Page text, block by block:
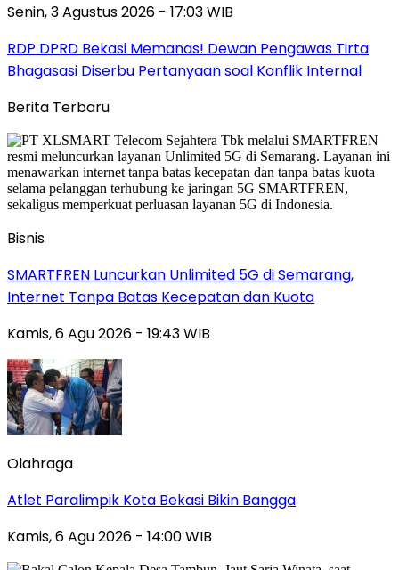
Senin, 3 Agustus 2026 - 17:03 WIB
RDP DPRD Bekasi Memanas! Dewan Pengawas Tirta
Bhagasasi Diserbu Pertanyaan soal Konflik Internal
Berita Terbaru
Bisnis
SMARTFREN Luncurkan Unlimited 5G di Semarang,
Internet Tanpa Batas Kecepatan dan Kuota
Kamis, 6 Agu 2026 - 19:43 WIB
Olahraga
Atlet Paralimpik Kota Bekasi Bikin Bangga
Kamis, 6 Agu 2026 - 14:00 WIB